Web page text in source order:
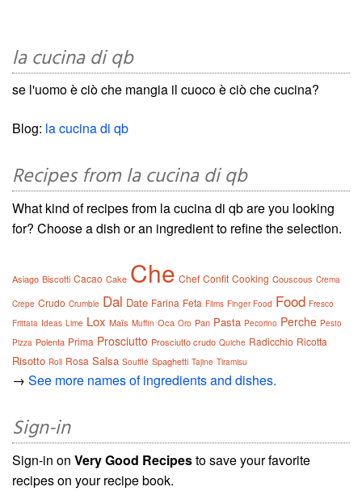
la cucina di qb
se l'uomo è ciò che mangia il cuoco è ciò che cucina?
Blog: la cucina di qb
Recipes from la cucina di qb
What kind of recipes from la cucina di qb are you looking
for? Choose a dish or an ingredient to refine the selection.
Asiago Biscotti Cacao Cake Che Chef Confit Cooking Couscous Crema
Crepe Crudo Crumble Dal Date Farina Feta Films Finger Food Food Fresco
Frittata Ideas Lime Lox Maïs Muffin Oca Oro Pan Pasta Pecorino Perche Pesto
Pizza Polenta Prima Prosciutto Prosciutto crudo Quiche Radicchio Ricotta
Risotto Roll Rosa Salsa Soufflé Spaghetti Tajine Tiramisu
→ See more names of ingredients and dishes.
Sign-in
Sign-in on Very Good Recipesto save your favorite
recipes on your recipe book.